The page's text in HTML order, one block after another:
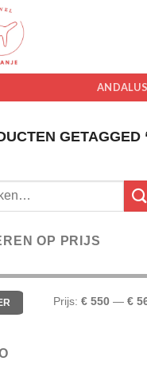
OP PRIJS
Prijs: € 550 — €